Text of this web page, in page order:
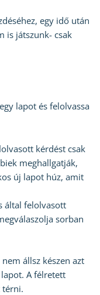
egy idő után
is játszunk- csak
lapot és felolvassa
kérdést csak
meghallgatják,
új lapot húz, amit
által felolvasott
sorban
állsz készen azt
A félretett
térni.